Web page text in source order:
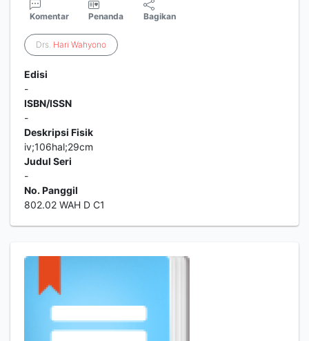
Komentar Penanda Bagikan
Drs. Hari Wahyono
Edisi
-
ISBN/ISSN
-
Deskripsi Fisik
iv;106hal;29cm
Judul Seri
-
No. Panggil
802.02 WAH D C1